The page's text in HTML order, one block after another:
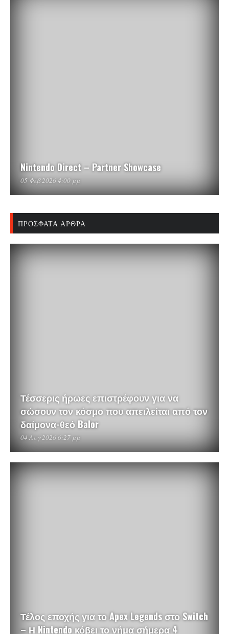
Nintendo Direct – Partner Showcase
05 Φεβ 2026 4:00 μμ
ΠΡΌΣΦΑΤΑ ΆΡΘΡΑ
Τέσσερις ήρωες επιστρέφουν για να
σώσουν τον κόσμο που απειλείται από τον
δαίμονα-θεό Balor
04 Αυγ 2026 6:27 μμ
Τέλος εποχής για το Apex Legends στο Switch
– Η Nintendo κόβει το νήμα σήμερα 4